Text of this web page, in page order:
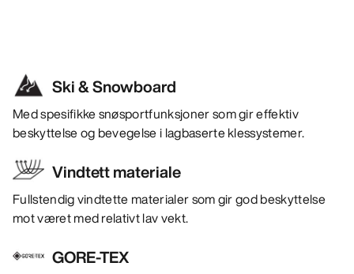
Ski & Snowboard
Med spesifikke snøsportfunksjoner som gir effektiv
beskyttelse og bevegelse i lagbaserte klessystemer.
Vindtett materiale
Fullstendig vindtette materialer som gir god beskyttelse
mot været med relativt lav vekt.
GORE-TEX